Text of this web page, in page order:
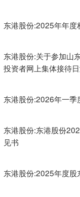
东港股份:2025年年度
东港股份:关于参加山
投资者网上集体接待
东港股份:2026年一季
东港股份:东港股份
见书
东港股份:2025年度股